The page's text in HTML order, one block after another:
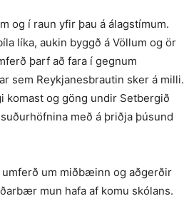
og í raun yfir þau á álagstímum.
líka, aukin byggð á Völlum og ör
þarf að fara í gegnum
sem Reykjanesbrautin sker á milli.
komast og göng undir Setbergið
með á þriðja þúsund
um miðbæinn og aðgerðir
mun hafa af komu skólans.